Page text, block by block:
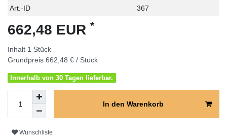
Technisches
Wert
Art.-ID 367
662,48 EUR *
Inhalt 1 Stück
Grundpreis 662,48 € / Stück
Innerhalb von 30 Tagen lieferbar.
In den Warenkorb
Wunschliste